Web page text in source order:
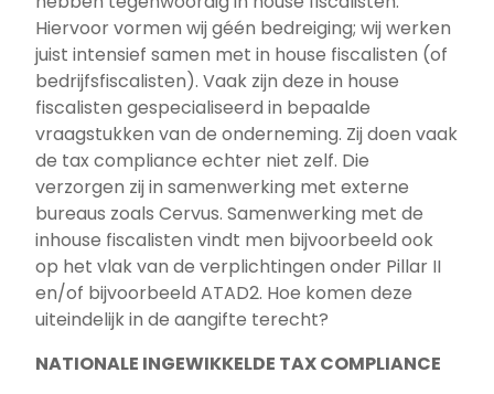
Hiervoor vormen wij géén bedreiging; wij werken
juist intensief samen met in house fiscalisten (of
bedrijfsfiscalisten). Vaak zijn deze in house
fiscalisten gespecialiseerd in bepaalde
vraagstukken van de onderneming. Zij doen vaak
de tax compliance echter niet zelf. Die
verzorgen zij in samenwerking met externe
bureaus zoals Cervus. Samenwerking met de
inhouse fiscalisten vindt men bijvoorbeeld ook
op het vlak van de verplichtingen onder Pillar II
en/of bijvoorbeeld ATAD2. Hoe komen deze
uiteindelijk in de aangifte terecht?
NATIONALE INGEWIKKELDE TAX COMPLIANCE